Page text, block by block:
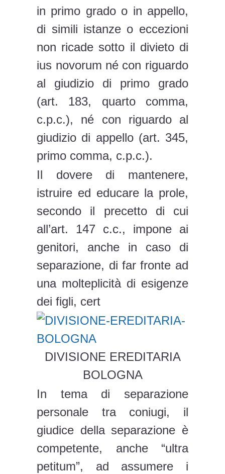
in primo grado o in appello,
di simili istanze o eccezioni
non ricade sotto il divieto di
ius novorum né con riguardo
al giudizio di primo grado
(art. 183, quarto comma,
c.p.c.), né con riguardo al
giudizio di appello (art. 345,
primo comma, c.p.c.).
Il dovere di mantenere,
istruire ed educare la prole,
secondo il precetto di cui
all’art. 147 c.c., impone ai
genitori, anche in caso di
separazione, di far fronte ad
una molteplicità di esigenze
dei figli, cert
DIVISIONE EREDITARIA
BOLOGNA
In tema di separazione
personale tra coniugi, il
giudice della separazione è
competente, anche “ultra
petitum”, ad assumere i